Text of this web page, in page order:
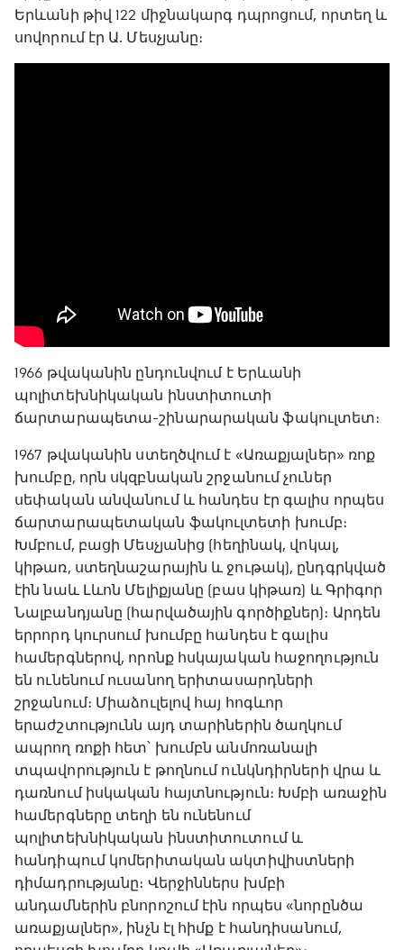
Երևանի թիվ 122 միջնակարգ դպրոցում, որտեղ և
սովորում էր Ա. Մեսչյանը։
1966 թվականին ընդունվում է Երևանի
պոլիտեխնիկական ինստիտուտի
ճարտարապետա-շինարարական ֆակուլտետ։
1967 թվականին ստեղծվում է «Առաքյալներ» ռոք
խումբը, որն սկզբնական շրջանում չուներ
սեփական անվանում և հանդես էր գալիս որպես
ճարտարապետական ֆակուլտետի խումբ։
Խմբում, բացի Մեսչյանից (հեղինակ, վոկալ,
կիթառ, ստեղնաշարային և ջութակ), ընդգրկված
էին նաև Լևոն Մելիքյանը (բաս կիթառ) և Գրիգոր
Նալբանդյանը (հարվածային գործիքներ)։ Արդեն
երրորդ կուրսում խումբը հանդես է գալիս
համերգներով, որոնք հսկայական հաջողություն
են ունենում ուսանող երիտասարդների
շրջանում։ Միաձուլելով հայ հոգևոր
երաժշտությունն այդ տարիներին ծաղկում
ապրող ռոքի հետ՝ խումբն անմոռանալի
տպավորություն է թողնում ունկնդիրների վրա և
դառնում իսկական հայտնություն։ Խմբի առաջին
համերգները տեղի են ունենում
պոլիտեխնիկական ինստիտուտում և
հանդիպում կոմերիտական ակտիվիստների
դիմադրությանը։ Վերջիններս խմբի
անդամներին բնորոշում էին որպես «նորընծա
առաքյալներ», ինչն էլ հիմք է հանդիսանում,